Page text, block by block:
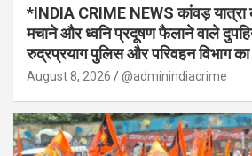
*INDIA CRIME NEWS कांवड़
मचाने और ध्वनि प्रदूषण फैलाने वाले
रुद्रप्रयाग पुलिस और परिवहन विभाग का
August 8, 2026 @adminindiacrime